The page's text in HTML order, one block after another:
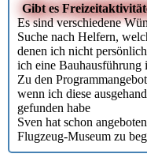
Gibt es
Es sind verschiedene
Suche nach Helfern,
denen ich nicht
ich eine Bauhausführung
Zu den
wenn ich diese
gefunden habe
Sven hat schon
Flugzeug-Museum zu